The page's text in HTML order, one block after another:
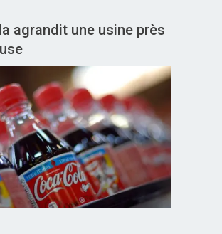
agrandit une usine près